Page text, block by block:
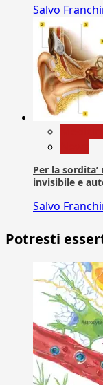
Salvo
Per la
invisibile e
Salvo
Potresti